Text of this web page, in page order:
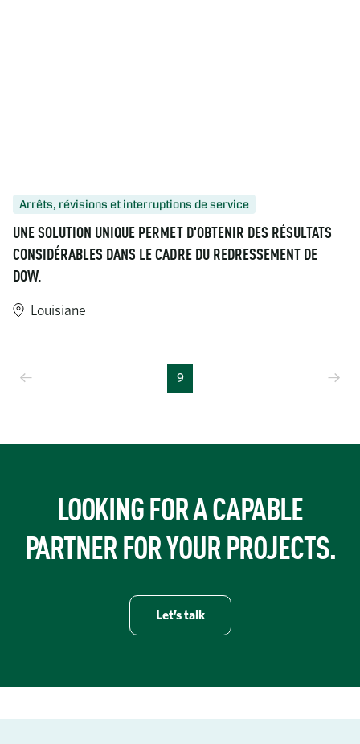
Arrêts, révisions et interruptions de service
UNE SOLUTION UNIQUE PERMET D'OBTENIR DES RÉSULTATS
CONSIDÉRABLES DANS LE CADRE DU REDRESSEMENT DE
DOW.
Louisiane
9
LOOKING FOR A CAPABLE
PARTNER FOR YOUR PROJECTS.
Let’s talk